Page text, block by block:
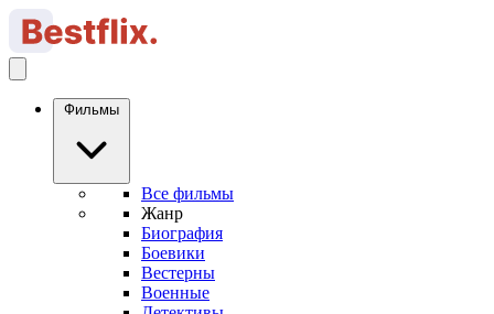
Фильмы
Все фильмы
Жанр
Биография
Боевики
Вестерны
Военные